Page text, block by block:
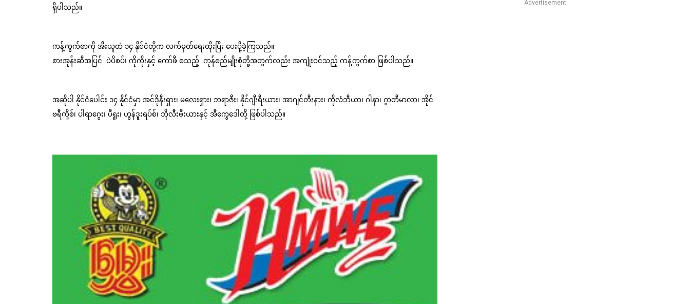
ရှိပါသည်။
ကန့်ကွက်စာကို အီးယူထံ ၁၄ နိုင်ငံတို့က လက်မှတ်ရေးထိုးပြီး ပေးပို့ခဲ့ကြသည်။
စားအုန်းဆီအပြင်  ပဲပိစပ်၊ ကိုကိုးနှင့် ကော်ဖီ စသည့်  ကုန်စည်မျိုးစုံတို့အတွက်လည်း အကျုံးဝင်သည့် ကန့်ကွက်စာ ဖြစ်ပါသည်။
အဆိုပါ နိုင်ငံပေါင်း ၁၄ နိုင်ငံမှာ အင်ဒိုနီးရှား၊ မလေးရှား၊ ဘရာဇီး၊ နိုင်ဂျီးရီးယား၊ အာဂျင်တီးနား၊ ကိုလံဘီယာ၊ ဂါနာ၊ ဂွာတီမာလာ၊ အိုင်
ဗရီကို့စ်၊ ပါရာဂွေး၊ ပီရူး၊ ဟွန်ဒူးရပ်စ်၊ ဘိုလီးဗီးယားနှင့် အီကွေဒေါတို့ ဖြစ်ပါသည်။